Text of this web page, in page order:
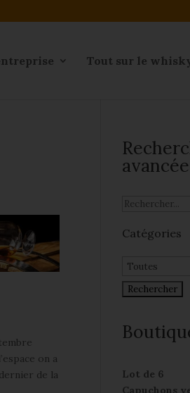
Tout sur le
on a
de la
avancée
Catégories
Lot de 6
Capuchons